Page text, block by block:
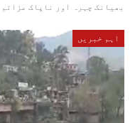
بھیانک چہرہ اور ناپاک
اہم خبریں